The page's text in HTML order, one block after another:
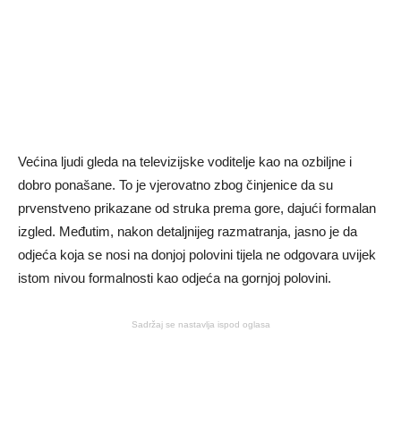
Većina ljudi gleda na televizijske voditelje kao na ozbiljne i
dobro ponašane. To je vjerovatno zbog činjenice da su
prvenstveno prikazane od struka prema gore, dajući formalan
izgled. Međutim, nakon detaljnijeg razmatranja, jasno je da
odjeća koja se nosi na donjoj polovini tijela ne odgovara uvijek
istom nivou formalnosti kao odjeća na gornjoj polovini.
Sadržaj se nastavlja ispod oglasa